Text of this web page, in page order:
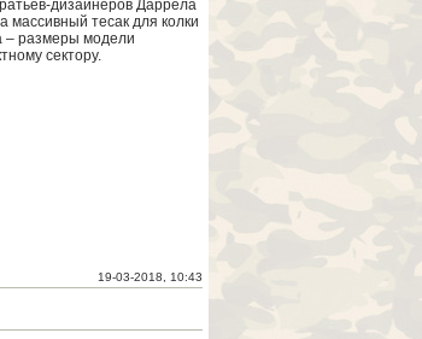
19-03-2018, 10:43
дизайнеров Даррела
тесак для колки
– размеры модели
сектору.